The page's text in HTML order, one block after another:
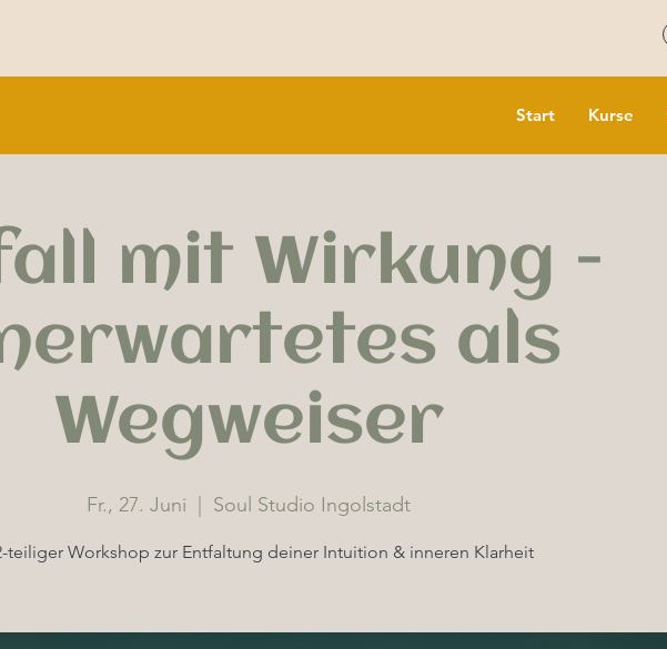
Start Kurse
mit Wirkung -
als
Wegweiser
Fr., 27. Juni Soul Studio Ingolstadt
teiliger Workshop zur Entfaltung deiner Intuition & inneren Klarheit